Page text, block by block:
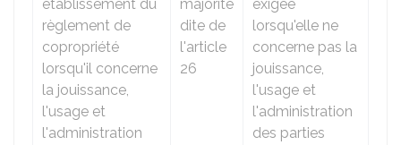
établissement du
règlement de
copropriété
lorsqu'il concerne
la jouissance,
l'usage et
l'administration
majorité
dite de
l'article
26
exigée
lorsqu'elle ne
concerne pas la
jouissance,
l'usage et
l'administration
des parties